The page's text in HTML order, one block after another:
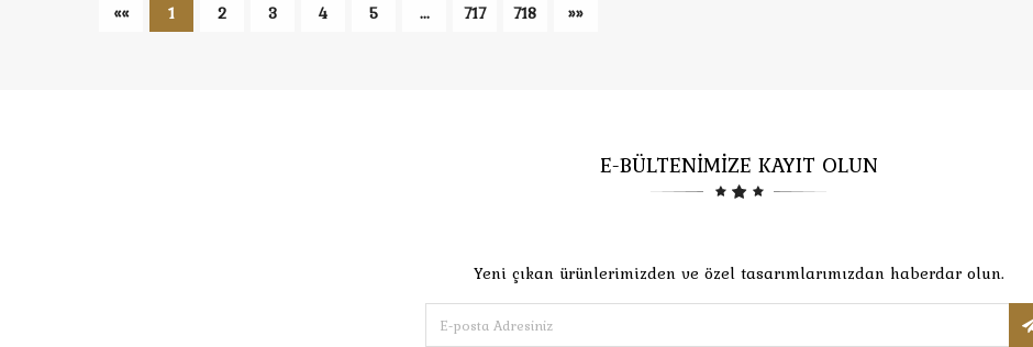
«« 1 2 3 4 5 ... 717 718 »»
E-BÜLTENİMİZE KAYIT OLUN
Yeni çıkan ürünlerimizden ve özel tasarımlarımızdan haberdar olun.